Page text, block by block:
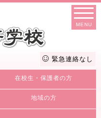
MENU
緊急連絡なし
在校生・保護者の方
地域の方